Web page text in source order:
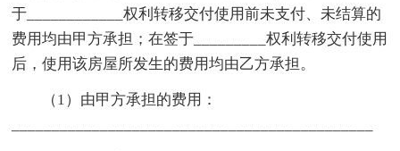
于____________权利转移交付使用前未支付、未结算的
费用均由甲方承担；在签于_________权利转移交付使用
后，使用该房屋所发生的费用均由乙方承担。
（1）由甲方承担的费用：